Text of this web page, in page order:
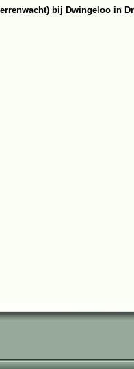
bij Dwingeloo in